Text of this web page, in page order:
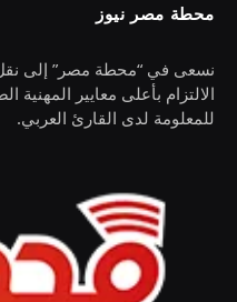
محطة مصر نيوز
نسعى في “محطة مصر” إلى نقل
الالتزام بأعلى معايير
للمعلومة لدى القارئ العربي.